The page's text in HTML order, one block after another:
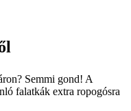
Semmi gond! A
falatkák extra ropogósra